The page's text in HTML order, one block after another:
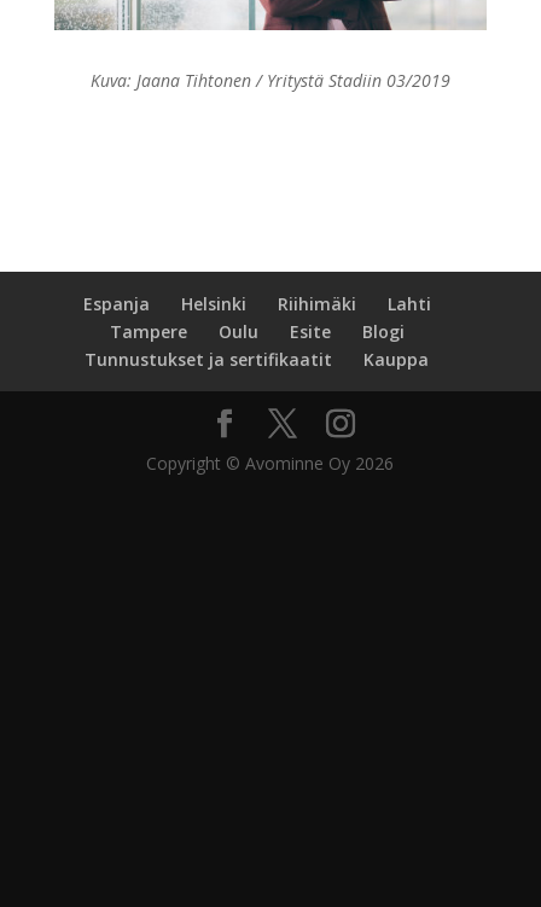
Kuva: Jaana Tihtonen / Yritystä Stadiin 03/2019
Espanja Helsinki Riihimäki
Lahti
Tampere
Oulu Esite
Blogi
Tunnustukset ja sertifikaatit
Kauppa
Copyright © Avominne Oy 2026